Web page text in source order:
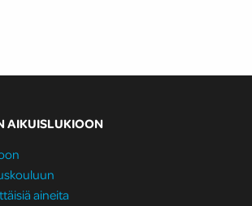
AIKUISLUKIOON
aineita